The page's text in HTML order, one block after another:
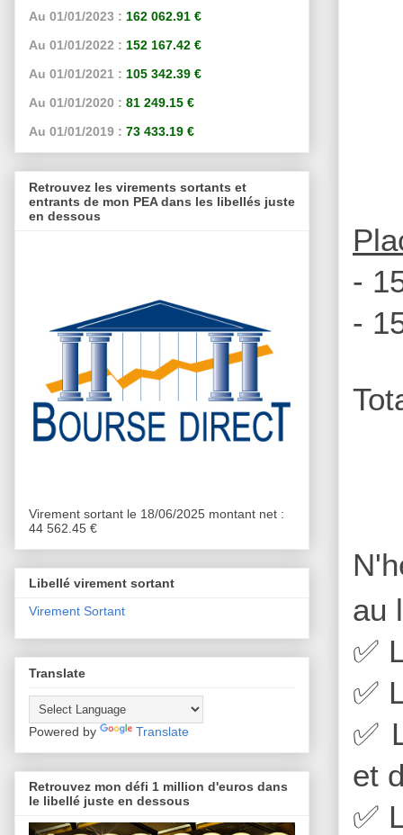
-
-
au
✅
✅
✅
et
✅
Au 01/01/2023 : 162 062.91 €
Au 01/01/2022 : 152 167.42 €
Au 01/01/2021 : 105 342.39 €
Au 01/01/2020 : 81 249.15 €
Au 01/01/2019 : 73 433.19 €
Retrouvez les virements sortants et
entrants de mon PEA dans les libellés juste
en dessous
Virement sortant le 18/06/2025 montant net :
44 562.45 €
Libellé virement sortant
Virement Sortant
Translate
Powered by Translate
Retrouvez mon défi 1 million d'euros dans
le libellé juste en dessous